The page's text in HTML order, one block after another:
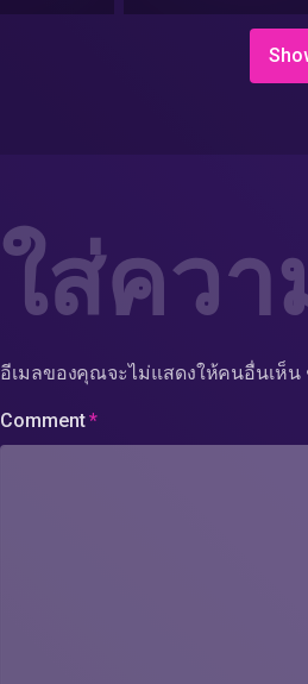
ใส่ควา
อีเมลของคุณจะไม่แสดงให้คนอื่นเห็น
Comment*